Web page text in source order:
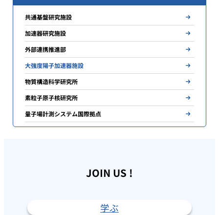
共通基盤研究施設
加速器研究施設
外部連携推進部
大強度陽子加速器施設
物質構造科学研究所
素粒子原子核研究所
量子場計測システム国際拠点
JOIN US !
学ぶ